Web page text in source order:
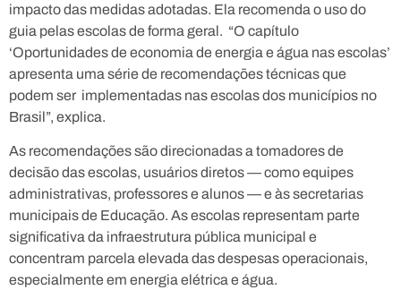
impacto das medidas adotadas. Ela recomenda o uso do
guia pelas escolas de forma geral. “O capítulo
‘Oportunidades de economia de energia e água nas escolas’
apresenta uma série de recomendações técnicas que
podem ser implementadas nas escolas dos municípios no
Brasil”, explica.
As recomendações são direcionadas a tomadores de
decisão das escolas, usuários diretos — como equipes
administrativas, professores e alunos — e às secretarias
municipais de Educação. As escolas representam parte
significativa da infraestrutura pública municipal e
concentram parcela elevada das despesas operacionais,
especialmente em energia elétrica e água.